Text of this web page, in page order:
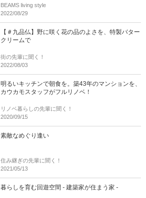
BEAMS living style
2022/08/29
【＃九品仏】野に咲く花の品のよさを、特製バター
クリームで
街の先輩に聞く！
2022/08/03
明るいキッチンで朝食を。築43年のマンションを、
カウカモスタッフがフルリノベ！
リノベ暮らしの先輩に聞く！
2020/09/15
素敵なめぐり逢い
住み継ぎの先輩に聞く！
2021/05/13
暮らしを育む回遊空間 - 建築家が住まう家 -